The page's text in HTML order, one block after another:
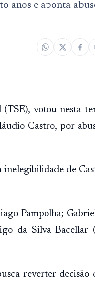
anos e aponta
votou nesta
Castro, por
inelegibilidade de
Pampolha;
da Silva Bacellar
reverter decisão